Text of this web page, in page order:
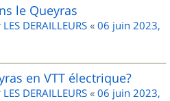
le Queyras
LES DERAILLEURS « 06 juin 2023,
en VTT électrique?
LES DERAILLEURS « 06 juin 2023,